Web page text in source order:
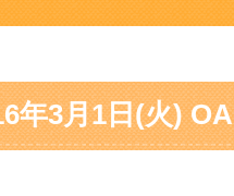
年3月1日(火) OA